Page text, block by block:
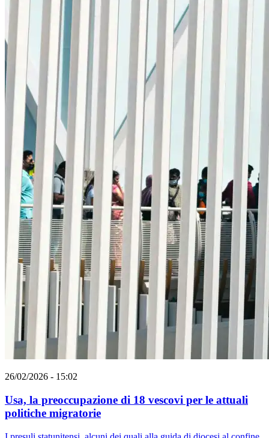
26/02/2026 - 15:02
Usa, la preoccupazione di 18 vescovi per le attuali
politiche migratorie